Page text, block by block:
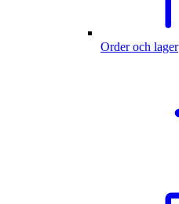
Order och lager